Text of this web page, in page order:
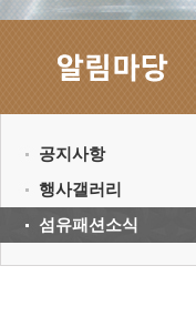
공지사항
행사갤러리
섬유패션소식